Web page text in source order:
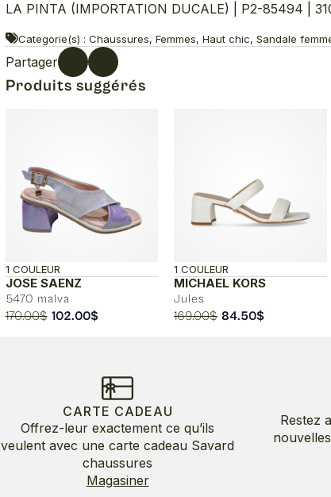
LA PINTA (IMPORTATION DUCALE) | P2-85494 |
Categorie(s) : Chaussures, Femmes, Haut chic, Sandale
Partager
Produits suggérés
JOSE SAENZ
5470 malva
1 COULEUR
170.00$ Le
170.00$.
102.00$Le
102.00$.
MICHAEL KORS
Jules
1 COULEUR
169.00$ Le
84.50$Le
CARTE CADEAU
Offrez-leur exactement ce qu’ils
veulent avec une carte cadeau Savard
chaussures
Magasiner
Restez